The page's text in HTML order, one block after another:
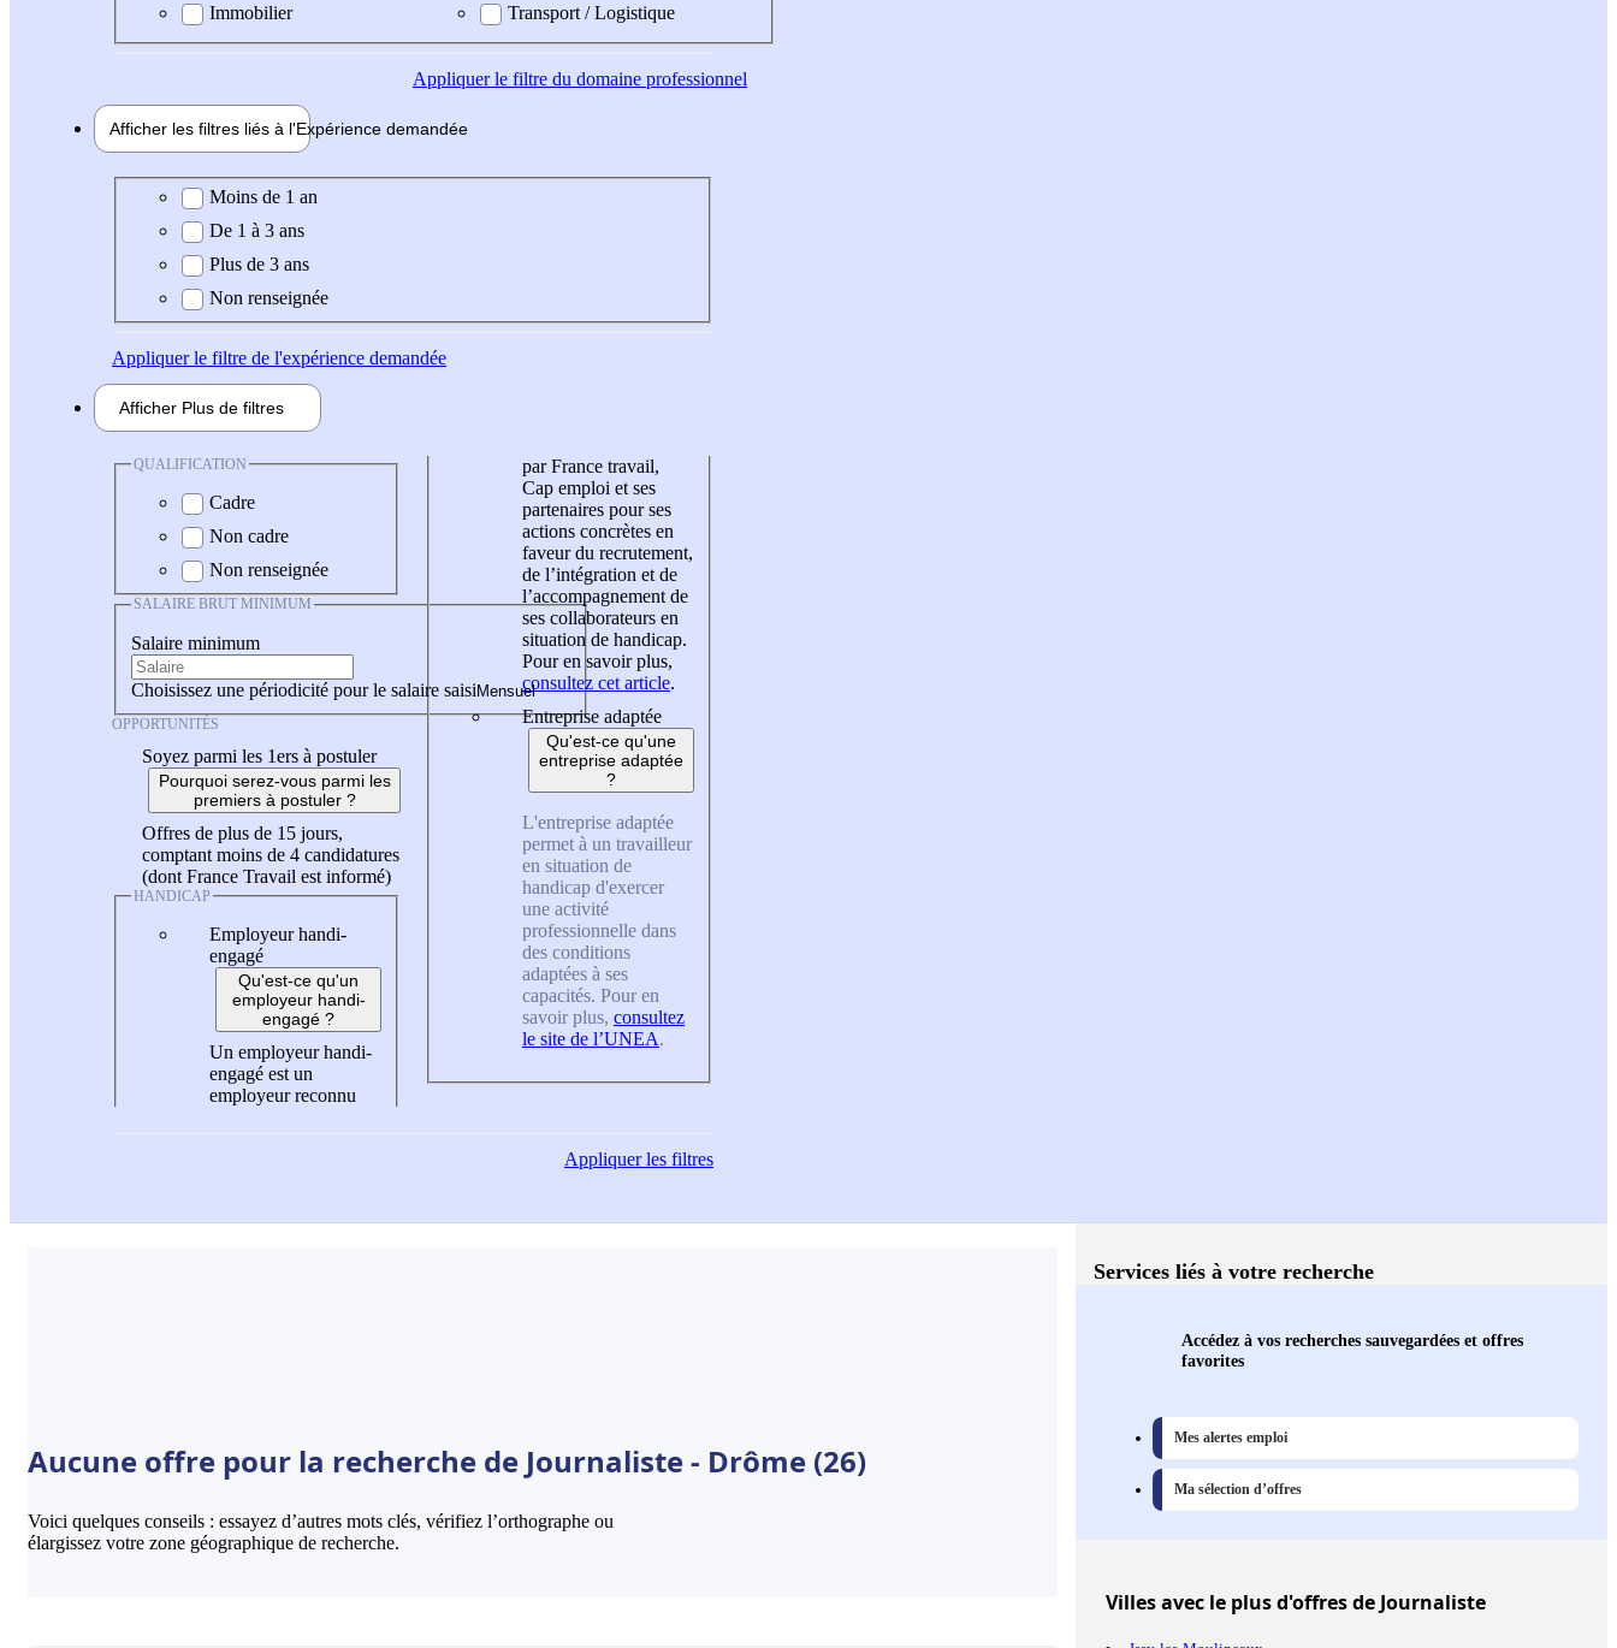
Immobilier
Transport / Logistique
Appliquerle filtre du domaine professionnel
Afficher les filtres liés à l'Expérience demandée
Expérience demandée
Moins de 1 an
De 1 à 3 ans
Plus de 3 ans
Non renseignée
Appliquerle filtre de l'expérience demandée
Afficher Plus de filtres
QUALIFICATION
Cadre
Non cadre
Non renseignée
SALAIRE BRUT MINIMUM
Salaire minimum
Choisissez une périodicité pour le salaire saisi
OPPORTUNITÉS
Soyez parmi les 1ers à postuler
Pourquoi serez-vous parmi les
premiers à postuler ?
Offres de plus de 15 jours,
comptant moins de 4 candidatures
(dont France Travail est informé)
HANDICAP
Employeur handi-
engagé
Qu'est-ce qu'un
employeur handi-
engagé ?
Un employeur handi-
engagé est un
employeur reconnu
par France travail,
Cap emploi et ses
partenaires pour ses
actions concrètes en
faveur du recrutement,
de l’intégration et de
l’accompagnement de
ses collaborateurs en
situation de handicap.
Pour en savoir plus,
consultez cet article.
Entreprise adaptée
Qu'est-ce qu'une
entreprise adaptée
?
L'entreprise adaptée
permet à un travailleur
en situation de
handicap d'exercer
une activité
professionnelle dans
des conditions
adaptées à ses
capacités. Pour en
savoir plus, consultez
le site de l’UNEA.
Appliquerles filtres
Aucune offre pour la recherche de Journaliste - Drôme (26)
Voici quelques conseils : essayez d’autres mots clés, vérifiez l’orthographe ou
élargissez votre zone géographique de recherche.
Services liés à votre recherche
Accédez à vos recherches sauvegardées et offres
favorites
Mes alertes emploi
Ma sélection d’offres
Villesavec le plus d'offres de Journaliste